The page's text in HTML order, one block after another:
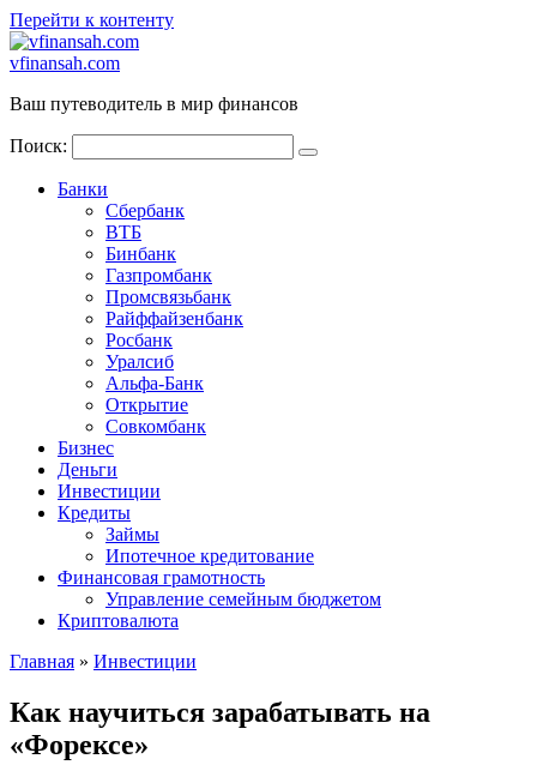
Перейти к контенту
vfinansah.com
Ваш путеводитель в мир финансов
Поиск:
Банки
Сбербанк
ВТБ
Бинбанк
Газпромбанк
Промсвязьбанк
Райффайзенбанк
Росбанк
Уралсиб
Альфа-Банк
Открытие
Совкомбанк
Бизнес
Деньги
Инвестиции
Кредиты
Займы
Ипотечное кредитование
Финансовая грамотность
Управление семейным бюджетом
Криптовалюта
Главная » Инвестиции
Как научиться зарабатывать на
«Форексе»